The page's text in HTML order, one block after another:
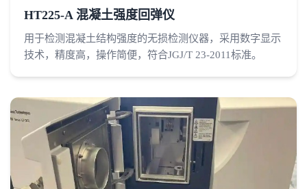
HT225-A 混凝土强度回弹仪
用于检测混凝土结构强度的无损检测仪器，采用数字显示
技术，精度高，操作简便，符合JGJ/T 23-2011标准。